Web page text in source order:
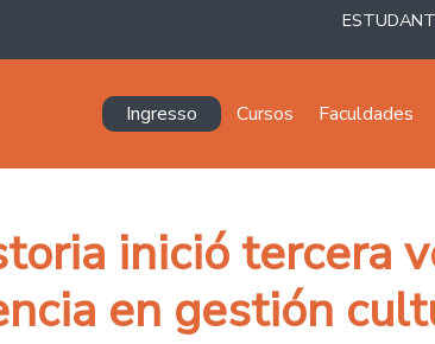
Navegación principal
Ingresso Cursos Faculdades
inició tercera
en gestión